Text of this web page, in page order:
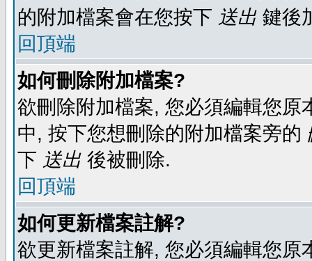
的附加檔案會在您按下 送出 鍵後
回頂端
如何刪除附加檔案?
欲刪除附加檔案, 您必須編輯您
中, 按下您想刪除的附加檔案旁的
下 送出 後被刪除.
回頂端
如何更新檔案註解?
欲更新檔案註解, 您必須編輯您